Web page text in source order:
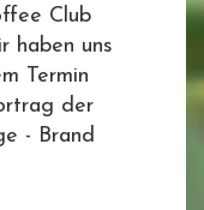
Club
haben uns
Termin
der
- Brand